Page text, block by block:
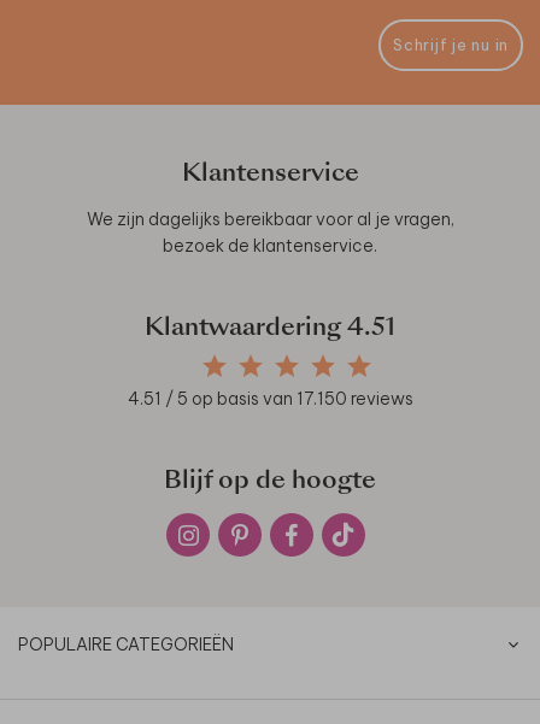
Schrijf je nu in
Klantenservice
We zijn dagelijks bereikbaar voor al je vragen,
bezoek de klantenservice.
Klantwaardering 4.51
4.51 / 5 op basis van 17.150 reviews
Blijf op de hoogte
POPULAIRE CATEGORIEËN